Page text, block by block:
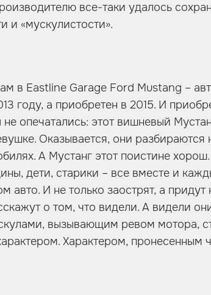
все-таки удалось
и «мускулистости».
в Eastline Garage Ford Mustang –
году, а приобретен в 2015. И
опечатались: этот вишневый
Оказывается, они разбираются
А Мустанг этот поистине
дети, старики – все вместе и
авто. И не только заострят, а
о том, что видели. А видели
вызывающим ревом мотора,
Характером, пронесенным